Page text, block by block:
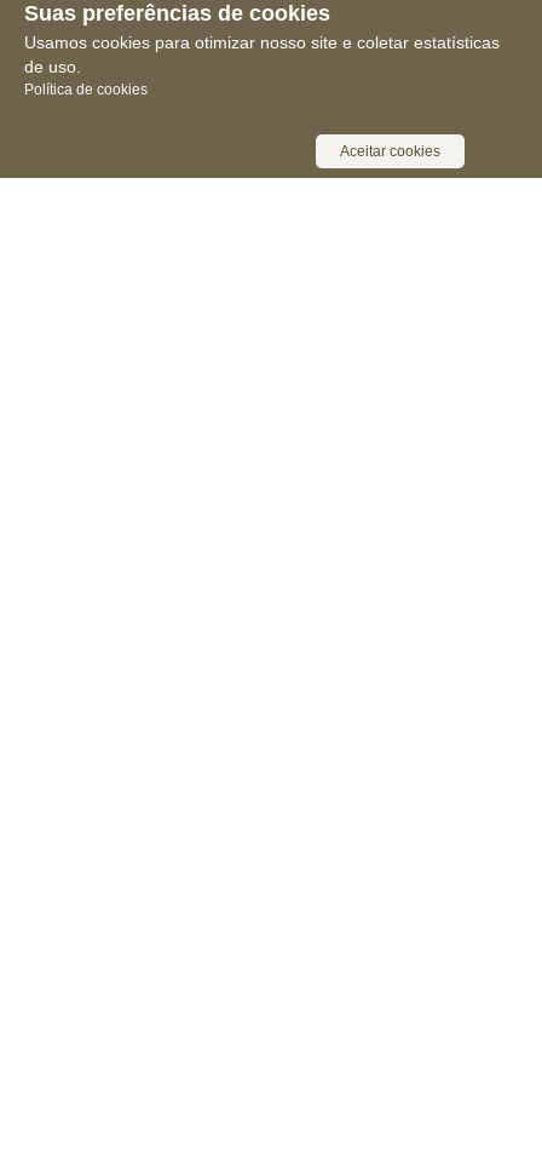
Suas preferências de cookies
Usamos cookies para otimizar nosso site e coletar estatísticas
de uso.
Política de cookies
Aceitar cookies